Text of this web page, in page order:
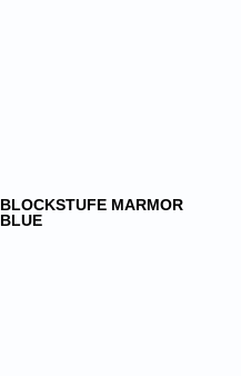
BLOCKSTUFE MARMOR
BLUE